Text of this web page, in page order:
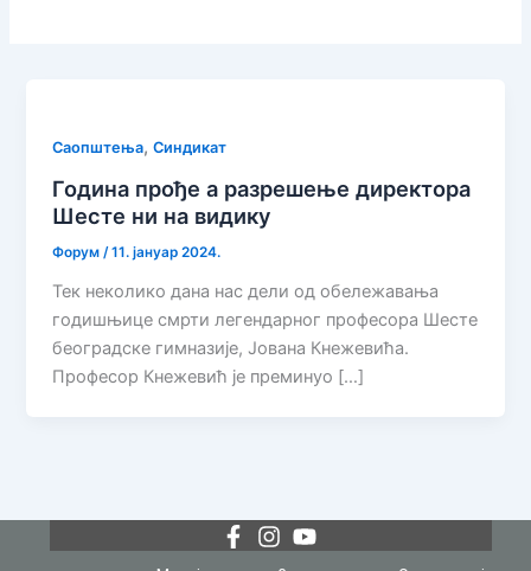
Саопштења,Синдикат
Година прође а разрешење директора
Шесте ни на видику
Форум/11. јануар 2024.
Тек неколико дана нас дели од обележавања
годишњице смрти легендарног професора Шесте
београдске гимназије, Јована Кнежевића.
Професор Кнежевић је преминуо […]